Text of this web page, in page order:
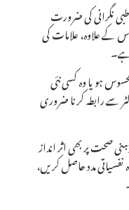
نگرانی کی ضرورت
کے علاوہ، علامات کی
ہو یا وہ کسی نئی
سے رابطہ کرنا ضروری
صحت پر بھی اثر انداز
مدد حاصل کریں،